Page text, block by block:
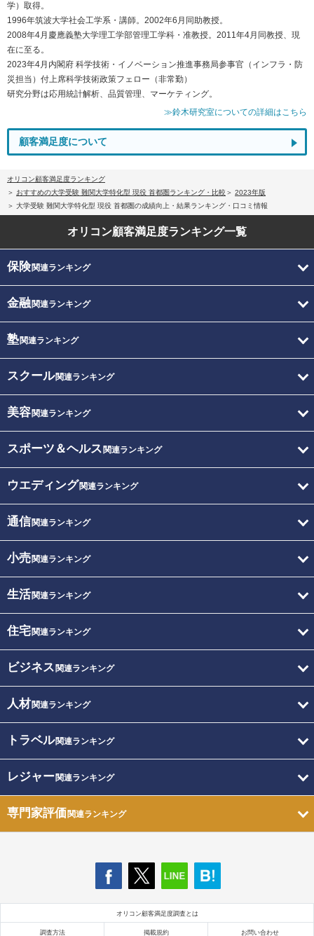
学）取得。
1996年筑波大学社会工学系・講師。2002年6月同助教授。
2008年4月慶應義塾大学理工学部管理工学科・准教授。2011年4月同教授、現
在に至る。
2023年4月内閣府 科学技術・イノベーション推進事務局参事官（インフラ・防
災担当）付上席科学技術政策フェロー（非常勤）
研究分野は応用統計解析、品質管理、マーケティング。
≫鈴木研究室についての詳細はこちら
顧客満足度について
オリコン顧客満足度ランキング
おすすめの大学受験 難関大学特化型 現役 首都圏ランキング・比較
2023年版
大学受験 難関大学特化型 現役 首都圏の成績向上・結果ランキング・口コミ情報
オリコン顧客満足度ランキング一覧
保険関連ランキング
金融関連ランキング
塾関連ランキング
スクール関連ランキング
美容関連ランキング
スポーツ＆ヘルス 関連ランキング
ウエディング関連ランキング
通信関連ランキング
小売関連ランキング
生活関連ランキング
住宅関連ランキング
ビジネス 関連ランキング
人材関連ランキング
トラベル関連ランキング
レジャー関連ランキング
専門家評価関連ランキング
オリコン顧客満足度調査とは
調査方法 掲載規約 お問い合わせ